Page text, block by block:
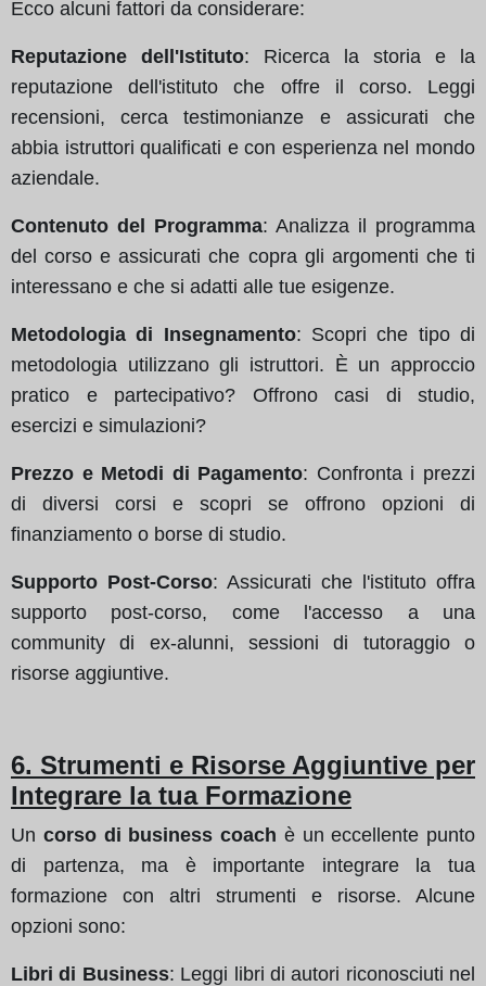
Ecco alcuni fattori da considerare:
Reputazione dell'Istituto: Ricerca la storia e la
reputazione dell'istituto che offre il corso. Leggi
recensioni, cerca testimonianze e assicurati che
abbia istruttori qualificati e con esperienza nel mondo
aziendale.
Contenuto del Programma: Analizza il programma
del corso e assicurati che copra gli argomenti che ti
interessano e che si adatti alle tue esigenze.
Metodologia di Insegnamento: Scopri che tipo di
metodologia utilizzano gli istruttori. È un approccio
pratico e partecipativo? Offrono casi di studio,
esercizi e simulazioni?
Prezzo e Metodi di Pagamento: Confronta i prezzi
di diversi corsi e scopri se offrono opzioni di
finanziamento o borse di studio.
Supporto Post-Corso: Assicurati che l'istituto offra
supporto post-corso, come l'accesso a una
community di ex-alunni, sessioni di tutoraggio o
risorse aggiuntive.
6. Strumenti e Risorse Aggiuntive per
Integrare la tua Formazione
Un corso di business coach è un eccellente punto
di partenza, ma è importante integrare la tua
formazione con altri strumenti e risorse. Alcune
opzioni sono:
Libri di Business: Leggi libri di autori riconosciuti nel